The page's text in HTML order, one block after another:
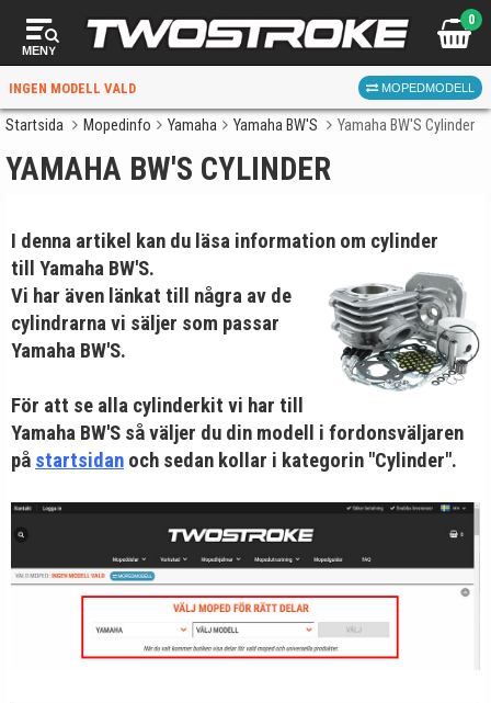
MENY
0
INGEN MODELL VALD MOPEDMODELL
VÄLJ MOPEDFÖR RÄTT DELAR
När du valt kommer butiken visa delar för vald moped
och universella produkter.
Startsida Mopedinfo Yamaha Yamaha BW'S Yamaha BW'S Cylinder
YAMAHA BW'S CYLINDER
I denna artikel kan du läsa information om cylinder
till Yamaha BW'S.
Vi har även länkat till några av de
cylindrarna vi säljer som passar
Yamaha BW'S.
För att se alla cylinderkit vi har till
Yamaha BW'S så väljer du din modell i fordonsväljaren
på startsidan och sedan kollar i kategorin "Cylinder".